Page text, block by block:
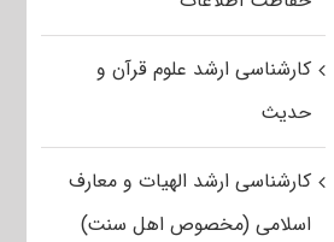
کارشناسی ارشد علوم قرآن و
حدیث
کارشناسی ارشد الهیات و معارف
اسلامی (مخصوص اهل سنت)